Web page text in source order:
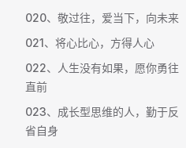
020、敬过往，爱当下，向未来
021、将心比心，方得人心
022、人生没有如果，愿你勇往
直前
023、成长型思维的人，勤于反
省自身